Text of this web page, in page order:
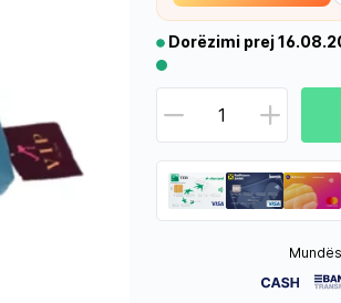
Dorëzimi prej